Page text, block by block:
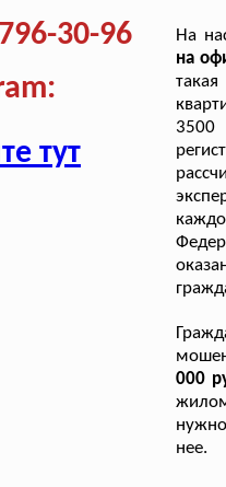
30-96
тут
На
на
3500
000
нее.